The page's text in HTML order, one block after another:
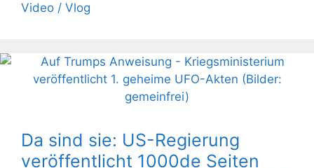
Video / Vlog
Da sind sie: US-Regierung
veröffentlicht 1000de Seiten